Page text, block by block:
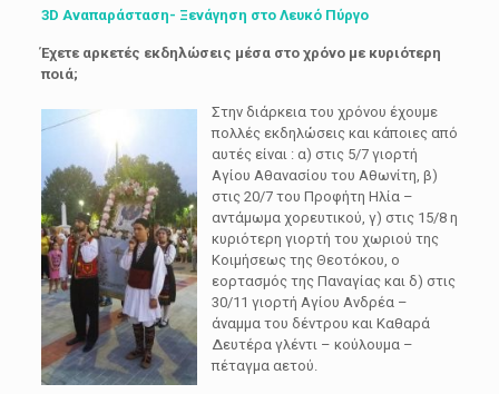
3D Αναπαράσταση- Ξενάγηση στο Λευκό Πύργο
Έχετε αρκετές εκδηλώσεις μέσα στο χρόνο με κυριότερη
ποιά;
Στην διάρκεια του χρόνου έχουμε
πολλές εκδηλώσεις και κάποιες από
αυτές είναι : α) στις 5/7 γιορτή
Αγίου Αθανασίου του Αθωνίτη, β)
στις 20/7 του Προφήτη Ηλία –
αντάμωμα χορευτικού, γ) στις 15/8 η
κυριότερη γιορτή του χωριού της
Κοιμήσεως της Θεοτόκου, ο
εορτασμός της Παναγίας και δ) στις
30/11 γιορτή Αγίου Ανδρέα –
άναμμα του δέντρου και Καθαρά
Δευτέρα γλέντι – κούλουμα –
πέταγμα αετού.